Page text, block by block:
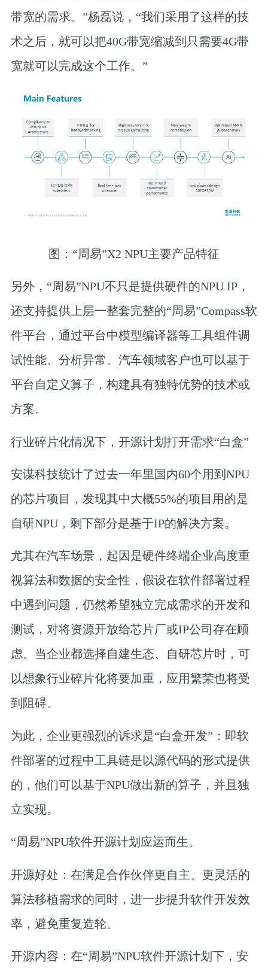
带宽的需求。”杨磊说，“我们采用了这样的技
术之后，就可以把40G带宽缩减到只需要4G带
宽就可以完成这个工作。”
图：“周易”X2 NPU主要产品特征
另外，“周易”NPU不只是提供硬件的NPU IP，
还支持提供上层一整套完整的“周易”Compass软
件平台，通过平台中模型编译器等工具组件调
试性能、分析异常。汽车领域客户也可以基于
平台自定义算子，构建具有独特优势的技术或
方案。
行业碎片化情况下，开源计划打开需求“白盒”
安谋科技统计了过去一年里国内60个用到NPU
的芯片项目，发现其中大概55%的项目用的是
自研NPU，剩下部分是基于IP的解决方案。
尤其在汽车场景，起因是硬件终端企业高度重
视算法和数据的安全性，假设在软件部署过程
中遇到问题，仍然希望独立完成需求的开发和
测试，对将资源开放给芯片厂或IP公司存在顾
虑。当企业都选择自建生态、自研芯片时，可
以想象行业碎片化将要加重，应用繁荣也将受
到阻碍。
为此，企业更强烈的诉求是“白盒开发”：即软
件部署的过程中工具链是以源代码的形式提供
的，他们可以基于NPU做出新的算子，并且独
立实现。
“周易”NPU软件开源计划应运而生。
开源好处： 在满足合作伙伴更自主、更灵活的
算法移植需求的同时，进一步提升软件开发效
率，避免重复造轮。
开源内容： 在“周易”NPU软件开源计划下，安